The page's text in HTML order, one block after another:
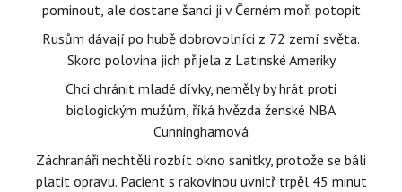
pominout, ale dostane šanci ji v Černém moři potopit
Rusům dávají po hubě dobrovolníci z 72 zemí světa.
Skoro polovina jich přijela z Latinské Ameriky
Chci chránit mladé dívky, neměly by hrát proti
biologickým mužům, říká hvězda ženské NBA
Cunninghamová
Záchranáři nechtěli rozbít okno sanitky, protože se báli
platit opravu. Pacient s rakovinou uvnitř trpěl 45 minut